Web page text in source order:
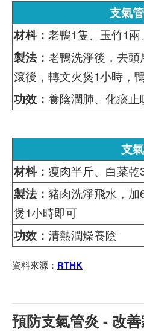
支氣
材枓： 老鴨1隻、玉竹1
製法： 老鴨洗淨後，去
滾後，轉文火煲1小時，
功效： 養陰潤肺、化痰止
支
材枓： 瘦肉半斤、白菜乾
製法： 豬肉洗淨飛水，
煲1小時即可
功效： 清熱潤燥養陰
資料來源： RTHK
預防支氣管炎 - 改